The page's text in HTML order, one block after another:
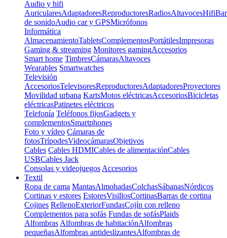
Audio y hifi
AuricularesAdaptadoresReproductoresRadiosAltavocesHifi
de sonidoAudio car y GPSMicrófonos
Informática
AlmacenamientoTabletsComplementosPortátilesImpresoras
Gaming & streaming Monitores gamingAccesorios
Smart home TimbresCámarasAltavoces
Wearables Smartwatches
Televisión
AccesoriosTelevisoresReproductoresAdaptadoresProyectores
Movilidad urbana KartsMotos eléctricasAccesoriosBicicletas
eléctricasPatinetes eléctricos
Telefonía Teléfonos fijosGadgets y
complementosSmartphones
Foto y vídeo Cámaras de
fotosTrípodesVideocámarasObjetivos
Cables Cables HDMICables de alimentaciónCables
USBCables Jack
Consolas y videojuegos Accesorios
Textil
Ropa de cama MantasAlmohadasColchasSábanasNórdicos
Cortinas y estores EstoresVisillosCortinasBarras de cortina
Cojines RellenoExteriorFundasCojín con relleno
Complementos para sofás Fundas de sofásPlaids
Alfombras Alfombras de habitaciónAlfombras
pequeñasAlfombras antideslizantesAlfombras de